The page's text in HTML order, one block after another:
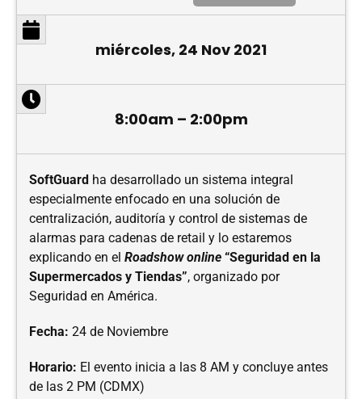
miércoles, 24 Nov 2021
8:00am – 2:00pm
SoftGuard ha desarrollado un sistema integral
especialmente enfocado en una solución de
centralización, auditoría y control de sistemas de
alarmas para cadenas de retail y lo estaremos
explicando en el Roadshow online “Seguridad en la
Supermercados y Tiendas”, organizado por
Seguridad en América.
Fecha: 24 de Noviembre
Horario: El evento inicia a las 8 AM y concluye antes
de las 2 PM (CDMX)